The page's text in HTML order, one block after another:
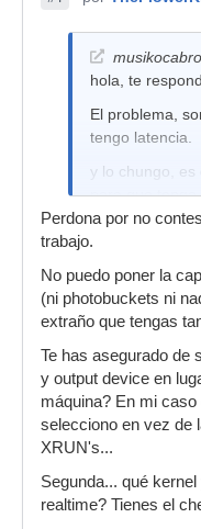
hola, te
El problema,
tengo latencia.
y lo chungo,
para que
aparecen xrun
numero
notar la
tener el punto
tener ni
periodo de
me pones una
para ver como
pones la
Alsa lo tengo
Perdona por no
trabajo.
No puedo poner la
(ni photobuckets ni
extraño que tengas
Te has asegurado de
y output device en
máquina? En mi
selecciono en vez de
XRUN's...
Segunda... qué
realtime? Tienes el